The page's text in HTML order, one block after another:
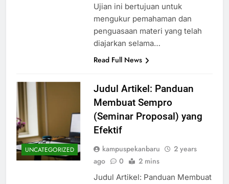
Ujian ini bertujuan untuk
mengukur pemahaman dan
penguasaan materi yang telah
diajarkan selama…
Read Full News
UNCATEGORIZED
Judul Artikel: Panduan
Membuat Sempro
(Seminar Proposal) yang
Efektif
kampuspekanbaru
2 years
ago
0 2 mins
Judul Artikel: Panduan Membuat